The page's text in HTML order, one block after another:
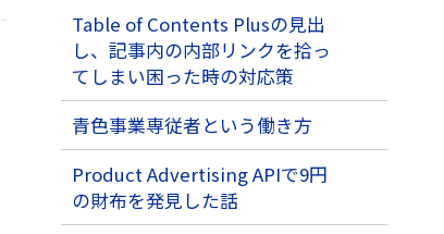
Table of Contents Plusの見出
し、記事内の内部リンクを拾っ
てしまい困った時の対応策
青色事業専従者という働き方
Product Advertising APIで9円
の財布を発見した話